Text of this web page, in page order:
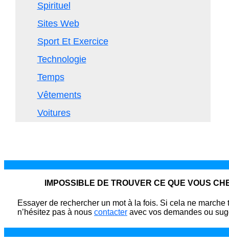
Spirituel
Sites Web
Sport Et Exercice
Technologie
Temps
Vêtements
Voitures
IMPOSSIBLE DE TROUVER CE QUE VOUS
Essayer de rechercher un mot à la fois. Si cela ne marche
n’hésitez pas à nous contacter avec vos demandes ou